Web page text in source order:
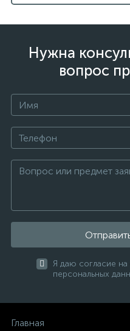
Нужна
вопрос
Я даю согласие
персональных
Главная